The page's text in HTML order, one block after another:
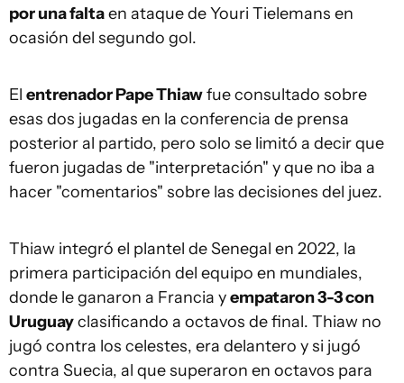
por una faltaen ataque de Youri Tielemans en
ocasión del segundo gol.
El entrenador Pape Thiawfue consultado sobre
esas dos jugadas en la conferencia de prensa
posterior al partido, pero solo se limitó a decir que
fueron jugadas de "interpretación" y que no iba a
hacer "comentarios" sobre las decisiones del juez.
Thiaw integró el plantel de Senegal en 2022, la
primera participación del equipo en mundiales,
donde le ganaron a Francia yempataron 3-3 con
Uruguayclasificando a octavos de final. Thiaw no
jugó contra los celestes, era delantero y si jugó
contra Suecia, al que superaron en octavos para